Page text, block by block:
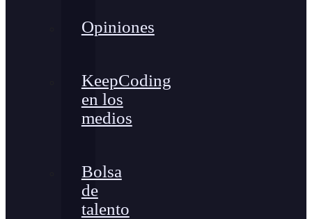
Opiniones
KeepCoding
en los
medios
Bolsa
de
talento